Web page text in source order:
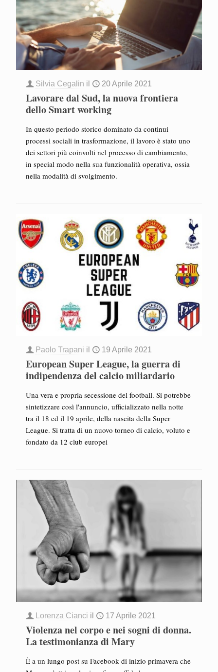
Silvia Cegalin il 20 Aprile 2021
Lavorare dal Sud, la nuova frontiera
dello Smart working
In questo periodo storico dominato da continui
processi sociali in trasformazione, il lavoro è stato uno
dei settori più coinvolti nel processo di cambiamento,
in special modo nella sua funzionalità operativa, ossia
nella modalità di svolgimento.
Paolo Trapani il 19 Aprile 2021
European Super League, la guerra di
indipendenza del calcio miliardario
Una vera e propria secessione del football. Si potrebbe
sintetizzare così l'annuncio, ufficializzato nella notte
tra il 18 ed il 19 aprile, della nascita della Super
League. Si tratta di un nuovo torneo di calcio, voluto e
fondato da 12 club europei
Lorenza Cianci il 17 Aprile 2021
Violenza nel corpo e nei sogni di donna.
La testimonianza di Mary
È a un lungo post su Facebook di inizio primavera che